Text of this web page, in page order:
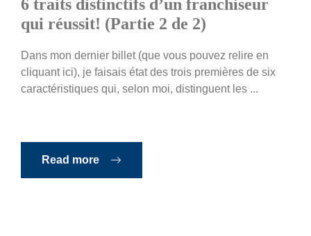
6 traits distinctifs d’un franchiseur
qui réussit! (Partie 2 de 2)
Dans mon dernier billet (que vous pouvez relire en
cliquant ici), je faisais état des trois premières de six
caractéristiques qui, selon moi, distinguent les ...
Read more